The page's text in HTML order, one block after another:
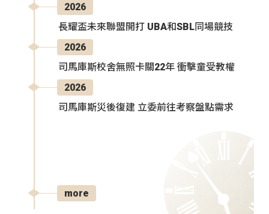
2026
長耀盃未來聯盟開打 UBA和SBL同場競技
2026
司馬庫斯校舍無照卡關22年 衝擊童受教權
2026
司馬庫斯災後復建 立委前往考察盤點需求
more